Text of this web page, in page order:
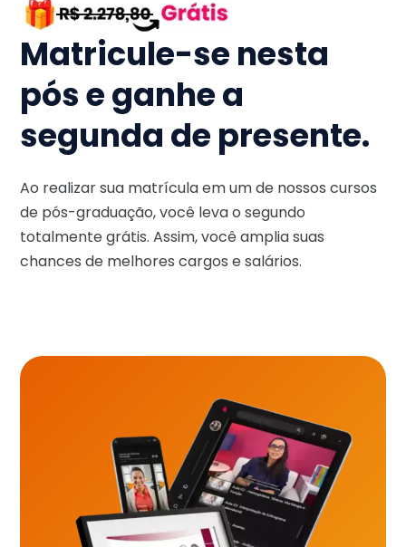
Matricule-se nesta
pós e ganhe a
segunda de presente.
Ao realizar sua matrícula em um de nossos cursos
de pós-graduação, você leva o segundo
totalmente grátis. Assim, você amplia suas
chances de melhores cargos e salários.